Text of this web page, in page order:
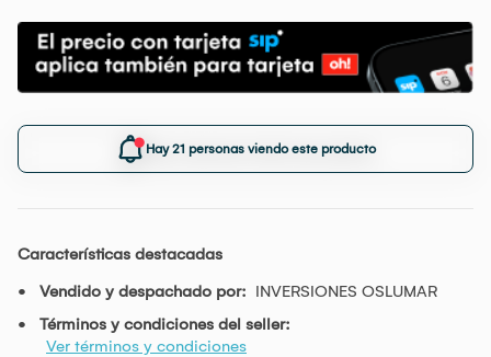
Hay 21 personas viendo este producto
Características destacadas
Vendido y despachado por: INVERSIONES OSLUMAR
Términos y condiciones del seller:
Ver términos y condiciones